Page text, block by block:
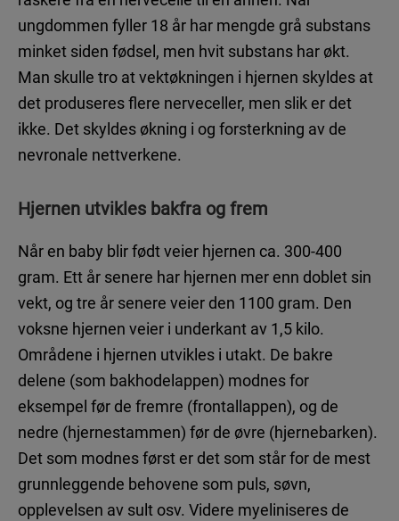
ungdommen fyller 18 år har mengde grå substans
minket siden fødsel, men hvit substans har økt.
Man skulle tro at vektøkningen i hjernen skyldes at
det produseres flere nerveceller, men slik er det
ikke. Det skyldes økning i og forsterkning av de
nevronale nettverkene.
Hjernen utvikles bakfra og frem
Når en baby blir født veier hjernen ca. 300-400
gram. Ett år senere har hjernen mer enn doblet sin
vekt, og tre år senere veier den 1100 gram. Den
voksne hjernen veier i underkant av 1,5 kilo.
Områdene i hjernen utvikles i utakt. De bakre
delene (som bakhodelappen) modnes for
eksempel før de fremre (frontallappen), og de
nedre (hjernestammen) før de øvre (hjernebarken).
Det som modnes først er det som står for de mest
grunnleggende behovene som puls, søvn,
opplevelsen av sult osv. Videre myeliniseres de